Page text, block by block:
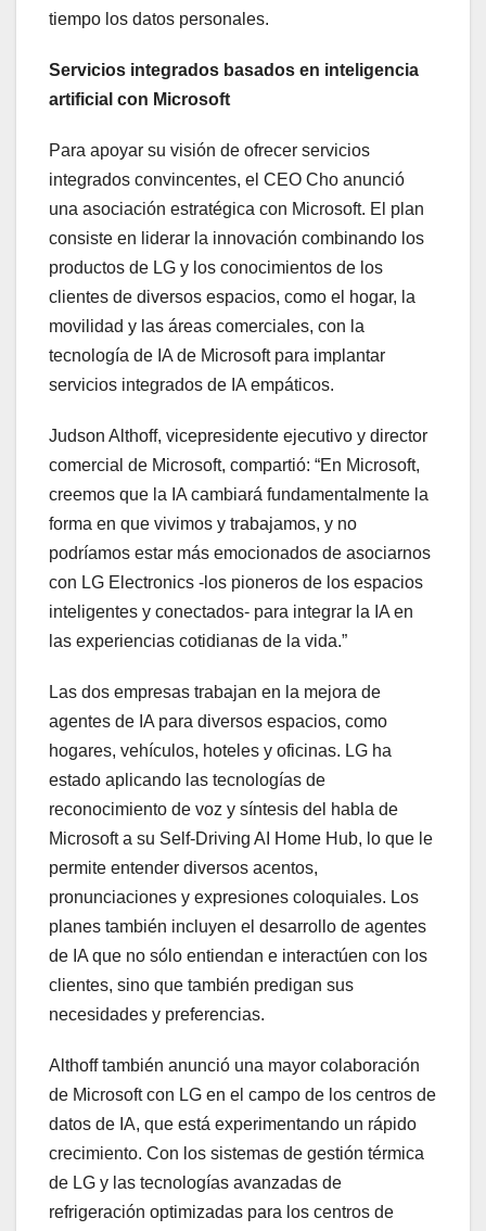
tiempo los datos personales.
Servicios integrados basados en inteligencia
artificial con Microsoft
Para apoyar su visión de ofrecer servicios
integrados convincentes, el CEO Cho anunció
una asociación estratégica con Microsoft. El plan
consiste en liderar la innovación combinando los
productos de LG y los conocimientos de los
clientes de diversos espacios, como el hogar, la
movilidad y las áreas comerciales, con la
tecnología de IA de Microsoft para implantar
servicios integrados de IA empáticos.
Judson Althoff, vicepresidente ejecutivo y director
comercial de Microsoft, compartió: “En Microsoft,
creemos que la IA cambiará fundamentalmente la
forma en que vivimos y trabajamos, y no
podríamos estar más emocionados de asociarnos
con LG Electronics -los pioneros de los espacios
inteligentes y conectados- para integrar la IA en
las experiencias cotidianas de la vida.”
Las dos empresas trabajan en la mejora de
agentes de IA para diversos espacios, como
hogares, vehículos, hoteles y oficinas. LG ha
estado aplicando las tecnologías de
reconocimiento de voz y síntesis del habla de
Microsoft a su Self-Driving AI Home Hub, lo que le
permite entender diversos acentos,
pronunciaciones y expresiones coloquiales. Los
planes también incluyen el desarrollo de agentes
de IA que no sólo entiendan e interactúen con los
clientes, sino que también predigan sus
necesidades y preferencias.
Althoff también anunció una mayor colaboración
de Microsoft con LG en el campo de los centros de
datos de IA, que está experimentando un rápido
crecimiento. Con los sistemas de gestión térmica
de LG y las tecnologías avanzadas de
refrigeración optimizadas para los centros de